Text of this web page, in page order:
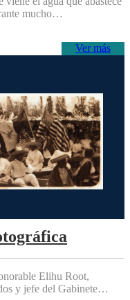
mucho…
Ver más
Elihu Root,
y jefe del Gabinete…